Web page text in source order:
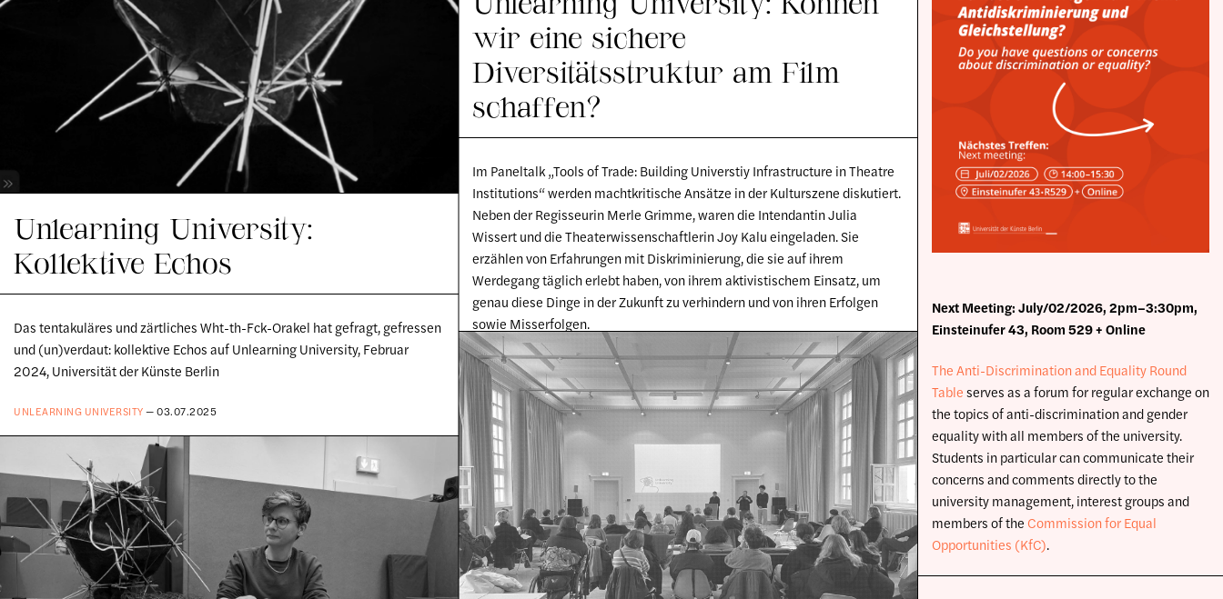
Unlearning University:
Kollektive Echos
Das tentakuläres und zärtliches Wht-th-Fck-Orakel hat gefragt, gefressen
und (un)verdaut: kollektive Echos auf Unlearning University, Februar
2024, Universität der Künste Berlin
UNLEARNING UNIVERSITY— 03.07.2025
wir eine sichere
Diversitätsstruktur am Film
schaffen?
Im Paneltalk „Tools of Trade: Building Universtiy Infrastructure in Theatre
Institutions“ werden machtkritische Ansätze in der Kulturszene diskutiert.
Neben der Regisseurin Merle Grimme, waren die Intendantin Julia
Wissert und die Theaterwissenschaftlerin Joy Kalu eingeladen. Sie
erzählen von Erfahrungen mit Diskriminierung, die sie auf ihrem
Werdegang täglich erlebt haben, von ihrem aktivistischem Einsatz, um
genau diese Dinge in der Zukunft zu verhindern und von ihren Erfolgen
sowie Misserfolgen.
MOANA SCHORLEMER FILIPE— 22.03.2025
Next Meeting: July/02/2026, 2pm–3:30pm,
Einsteinufer 43, Room 529 + Online
The Anti-Discrimination and Equality Round
Table serves as a forum for regular exchange on
the topics of anti-discrimination and gender
equality with all members of the university.
Students in particular can communicate their
concerns and comments directly to the
university management, interest groups and
members of the Commission for Equal
Opportunities (KfC).